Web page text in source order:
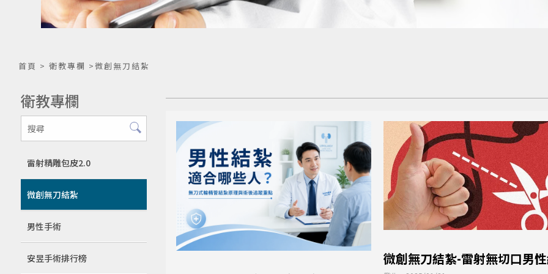
首頁 > 衛教專欄 >微創無刀結紮
衛教專欄
雷射精雕包皮2.0
微創無刀結紮
男性手術
安昱手術排行榜
微創無刀結紮-雷射無切口男